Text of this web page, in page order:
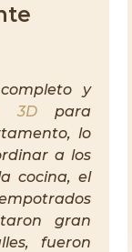
y
3D para
lo
a los
cocina, el
gran
fueron